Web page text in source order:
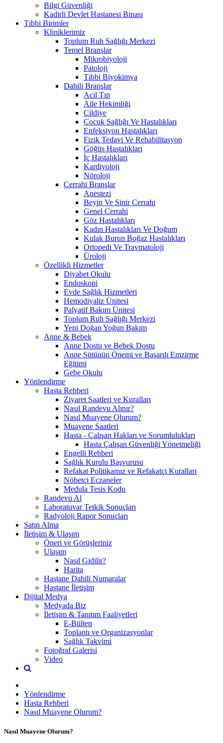
Bilgi Güvenliği
Kadirli Devlet Hastanesi Binası
Tıbbi Birimler
Kliniklerimiz
Toplum Ruh Sağlığı Merkezi
Temel Branşlar
Mikrobiyoloji
Patoloji
Tıbbi Biyokimya
Dahili Branşlar
Acil Tıp
Aile Hekimliği
Cildiye
Çocuk Sağlığı Ve Hastalıkları
Enfeksiyon Hastalıkları
Fizik Tedavi Ve Rehabilitasyon
Göğüs Hastalıkları
İç Hastalıkları
Kardiyoloji
Nöroloji
Cerrahi Branşlar
Anestezi
Beyin Ve Sinir Cerrahi
Genel Cerrahi
Göz Hastalıkları
Kadın Hastalıkları Ve Doğum
Kulak Burun Boğaz Hastalıkları
Ortopedi Ve Travmatoloji
Üroloji
Özellikli Hizmetler
Diyabet Okulu
Endoskopi
Evde Sağlık Hizmetleri
Hemodiyaliz Ünitesi
Palyatif Bakım Ünitesi
Toplum Ruh Sağlığı Merkezi
Yeni Doğan Yoğun Bakım
Anne & Bebek
Anne Dostu ve Bebek Dostu
Anne Sütünün Önemi ve Başarılı Emzirme
Eğitimi
Gebe Okulu
Yönlendirme
Hasta Rehberi
Ziyaret Saatleri ve Kuralları
Nasıl Randevu Alınır?
Nasıl Muayene Olurum?
Muayene Saatleri
Hasta - Çalışan Hakları ve Sorumlulukları
Hasta Çalışan Güvenliği Yönetmeliği
Engelli Rehberi
Sağlık Kurulu Başvurusu
Refakat Politikamız ve Refakatçi Kuralları
Nöbetçi Eczaneler
Medula Tesis Kodu
Randevu Al
Laboratuvar Tetkik Sonuçları
Radyoloji Rapor Sonuçları
Satın Alma
İletişim & Ulaşım
Öneri ve Görüşleriniz
Ulaşım
Nasıl Gidilir?
Harita
Hastane Dahili Numaralar
Hastane İletişim
Dijital Medya
Medyada Biz
İletişim & Tanıtım Faaliyetleri
E-Bülten
Toplantı ve Organizasyonlar
Sağlık Takvimi
Fotoğraf Galerisi
Video
Yönlendirme
Hasta Rehberi
Nasıl Muayene Olurum?
Nasıl Muayene Olurum?